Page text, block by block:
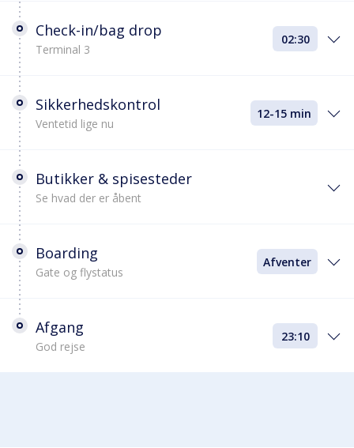
Check-in/bag drop
Terminal 3
02:30
Sikkerhedskontrol
Ventetid lige nu
12-15 min
Butikker & spisesteder
Se hvad der er åbent
Boarding
Gate og flystatus
Afventer
Afgang
God rejse
23:10